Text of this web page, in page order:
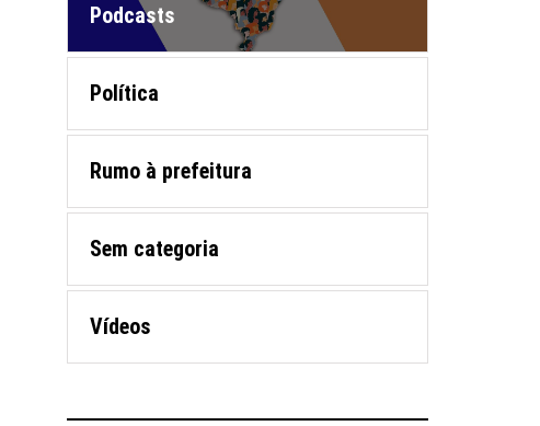
Podcasts
Política
Rumo à prefeitura
Sem categoria
Vídeos